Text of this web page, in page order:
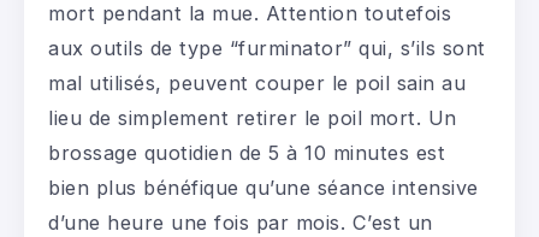
mort pendant la mue. Attention toutefois
aux outils de type “furminator” qui, s’ils sont
mal utilisés, peuvent couper le poil sain au
lieu de simplement retirer le poil mort. Un
brossage quotidien de 5 à 10 minutes est
bien plus bénéfique qu’une séance intensive
d’une heure une fois par mois. C’est un